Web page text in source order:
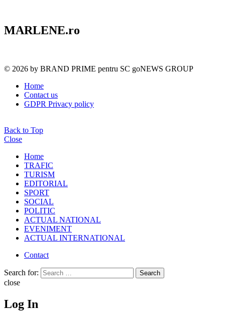
MARLENE.ro
© 2026 by BRAND PRIME pentru SC goNEWS GROUP
Home
Contact us
GDPR Privacy policy
Back to Top
Close
Home
TRAFIC
TURISM
EDITORIAL
SPORT
SOCIAL
POLITIC
ACTUAL NATIONAL
EVENIMENT
ACTUAL INTERNATIONAL
Contact
Search for: Search
close
Log In